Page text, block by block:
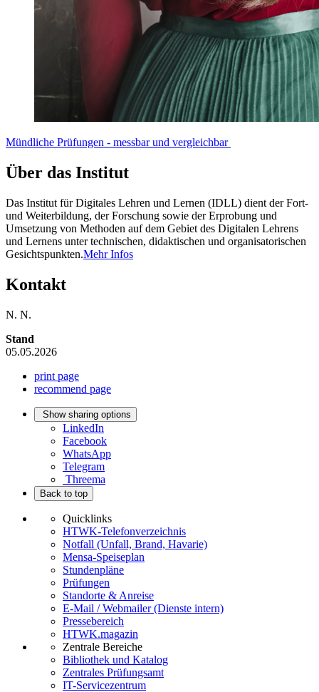
Mündliche Prüfungen - messbar und vergleichbar
Über das Institut
Das Institut für Digitales Lehren und Lernen (IDLL) dient der Fort-
und Weiterbildung, der Forschung sowie der Erprobung und
Umsetzung von Methoden auf dem Gebiet des Digitalen Lehrens
und Lernens unter technischen, didaktischen und organisatorischen
Gesichtspunkten.Mehr Infos
Kontakt
N. N.
Stand
05.05.2026
print page
recommend page
Show sharing options
LinkedIn
Facebook
WhatsApp
Telegram
Threema
Back to top
Quicklinks
HTWK-Telefonverzeichnis
Notfall (Unfall, Brand, Havarie)
Mensa-Speiseplan
Stundenpläne
Prüfungen
Standorte & Anreise
E-Mail / Webmailer (Dienste intern)
Pressebereich
HTWK.magazin
Zentrale Bereiche
Bibliothek und Katalog
Zentrales Prüfungsamt
IT-Servicezentrum